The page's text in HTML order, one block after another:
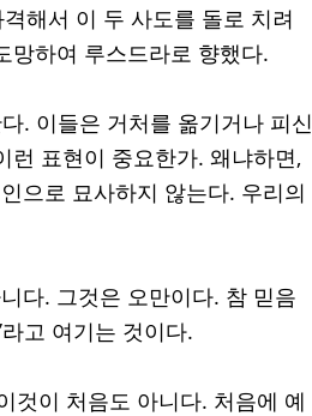
해서 이 두 사도를 돌로 치려
망하여 루스드라로 향했다.
. 이들은 거처를 옮기거나 피신
런 표현이 중요한가. 왜냐하면,
으로 묘사하지 않는다. 우리의
다. 그것은 오만이다. 참 믿음
고 여기는 것이다.
것이 처음도 아니다. 처음에 예